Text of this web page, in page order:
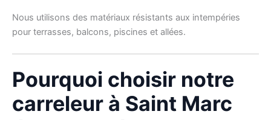
Nous utilisons des matériaux résistants aux intempéries
pour terrasses, balcons, piscines et allées.
Pourquoi choisir notre
carreleur à Saint Marc